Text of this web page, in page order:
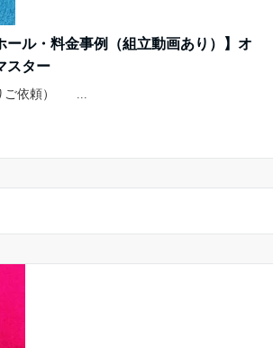
ール・料金事例（組立動画あり）】オ
スター
ご依頼） ...